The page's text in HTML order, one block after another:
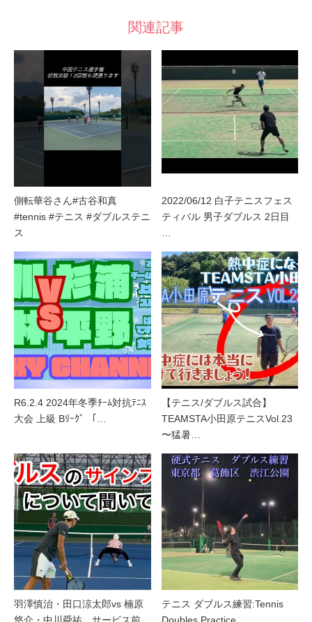
関連記事
側転華谷さん#古谷和真
#tennis #テニス #ダブルステニ
ス
2022/06/12 白子テニスフェス
ティバル 男子ダブルス 2日目
…
R6.2.4 2024年冬季ﾁｰﾑ対抗ﾃﾆｽ
大会 上級 Bﾘｰｸﾞ 「…
【テニス/ダブルス試合】
TEAMSTA小田原テニスVol.23
〜猛暑…
羽澤慎治・田口涼太郎vs 楠原
テニス ダブルス練習:Tennis